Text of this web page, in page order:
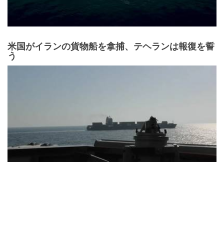
米国がイランの貨物船を拿捕、テヘランは報復を誓
う